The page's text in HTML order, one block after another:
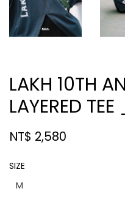
LAKH 10TH
LAYERED
NT$ 2,580
SIZE